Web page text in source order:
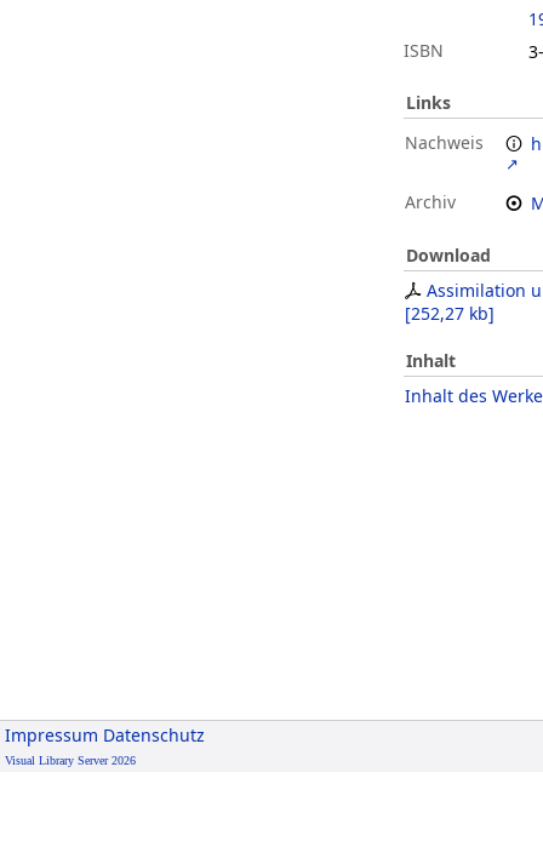
ISBN
Links
Nachweis
Archiv
Download
Assimilation
[252,27 kb]
Inhalt
Inhalt des
Impressum Datenschutz
Visual Library Server 2026